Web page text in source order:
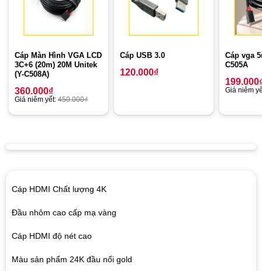
Cáp Màn Hình VGA LCD
3C+6 (20m) 20M Unitek
(Y-C508A)
360.000₫
Giá niêm yết: 450.000₫
Cáp USB 3.0
120.000₫
Cáp vga
C505A
199.000
Giá niêm
Cáp HDMI Chất lượng 4K
Đầu nhôm cao cấp mạ vàng
Cáp HDMI độ nét cao
Màu sản phẩm 24K đầu nối gold